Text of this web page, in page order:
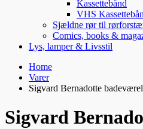
Kassettebånd
VHS
Sjældne rør til
Comics, books &
Lys, lamper & Livsstil
Home
Varer
Sigvard Bernadotte
Sigvard